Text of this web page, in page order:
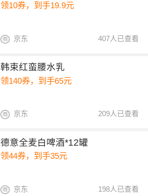
领10券，到手19.9元
407人已查看
京东
韩束红蛮腰水乳
领140券，到手65元
209人已查看
京东
德意全麦白啤酒*12罐
领44券，到手35元
198人已查看
京东